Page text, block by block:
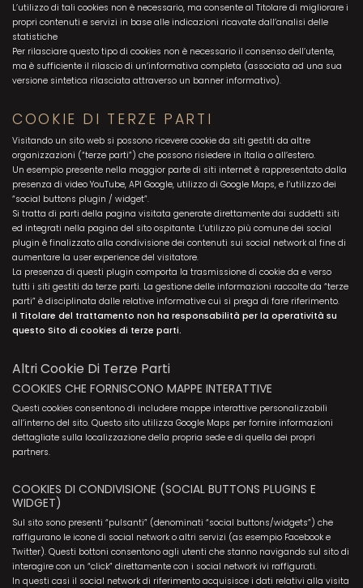
L’utilizzo di tali cookies non è necessario, ma consente al Titolare di migliorare i
propri contenuti e servizi in base alle indicazioni ricavate dall’analisi delle
statistiche
Per rilasciare questo tipo di cookies non è necessario il consenso dell’utente,
ma è sufficiente il rilascio di un’informativa completa (associata ad una sua
versione sintetica rilasciata attraverso un banner informativo).
COOKIE DI TERZE PARTI
Visitando un sito web si possono ricevere cookie da siti gestiti da altre
organizzazioni (“terze parti”) che possono risiedere in Italia o all’estero.
Un esempio presente nella maggior parte di siti internet è rappresentato dalla
presenza di video YouTube, API Google, utilizzo di Google Maps, e l’utilizzo dei
“social buttons plugin / widget”.
Si tratta di parti della pagina visitata generate direttamente dai suddetti siti
ed integrati nella pagina del sito ospitante. L’utilizzo più comune dei social
plugin è finalizzato alla condivisione dei contenuti sui social network al fine di
aumentare la user experience del visitatore.
La presenza di questi plugin comporta la trasmissione di cookie da e verso
tutti i siti gestiti da terze parti. La gestione delle informazioni raccolte da “terze
parti” è disciplinata dalle relative informative cui si prega di fare riferimento.
Il Titolare del trattamento non ha responsabilità per la operatività su
questo Sito di cookies di terze parti.
Altri Cookie Di Terze Parti
COOKIES CHE FORNISCONO MAPPE INTERATTIVE
Questi cookies consentono di includere mappe interattive personalizzabili
all’interno del sito. Questo sito utilizza Google Maps per fornire informazioni
dettagliate sulla localizzazione della propria sede e di quella dei propri
partners.
COOKIES DI CONDIVISIONE (SOCIAL BUTTONS PLUGINS E
WIDGET)
Sul sito sono presenti “pulsanti” (denominati “social buttons/widgets”) che
raffigurano le icone di social network o altri servizi (as esempio Facebook e
Twitter). Questi bottoni consentono agli utenti che stanno navigando sul sito di
interagire con un “click” direttamente con i social network ivi raffigurati.
In questi casi il social network di riferimento acquisisce i dati relativi alla visita